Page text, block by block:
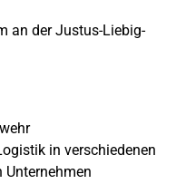
an der Justus-Liebig-
in verschiedenen